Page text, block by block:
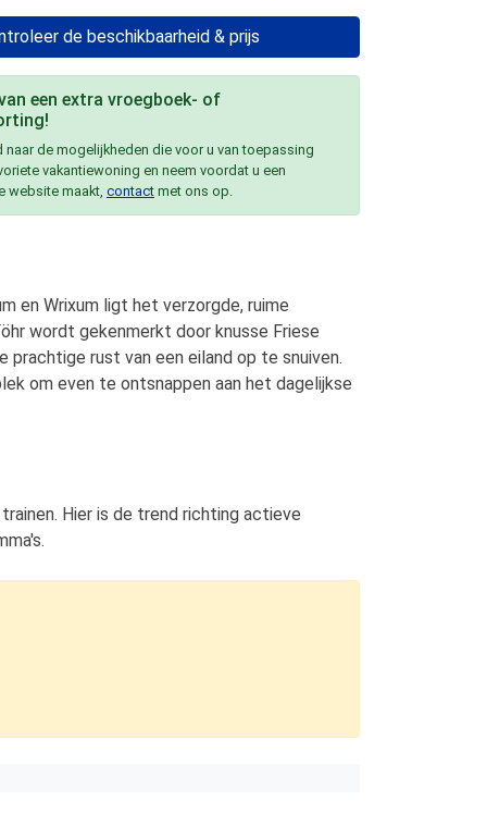
de beschikbaarheid & prijs
een extra vroegboek- of
naar de mogelijkheden die voor u van toepassing
vakantiewoning en neem voordat u een
website maakt, contact met ons op.
en Wrixum ligt het verzorgde, ruime
wordt gekenmerkt door knusse Friese
rust van een eiland op te snuiven.
om even te ontsnappen aan het dagelijkse
Hier is de trend richting actieve